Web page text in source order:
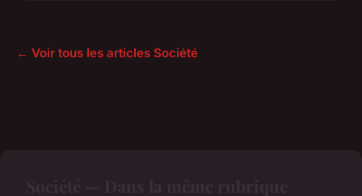
← Voir tous les articles Société